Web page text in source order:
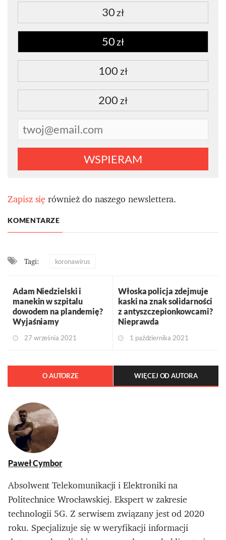
30zł
50zł
100 zł
200 zł
WSPIERAM
Zapisz sięrównież do naszego newslettera.
KOMENTARZE
Tagi: koronawirus
Adam Niedzielski i
manekin w szpitalu
dowodem na plandemię?
Wyjaśniamy
27 września 2021
Włoska policja zdejmuje
kaski na znak solidarności
z antyszczepionkowcami?
Nieprawda
1 października 2021
O AUTORZE WIĘCEJ OD AUTORA
Paweł Cymbor
Absolwent Telekomunikacji i Elektroniki na
Politechnice Wrocławskiej. Ekspert w zakresie
technologii 5G. Z serwisem związany jest od 2020
roku. Specjalizuje się w weryfikacji informacji